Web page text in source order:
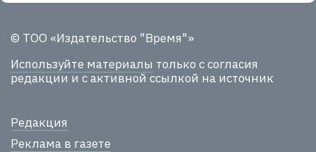
© ТОО «Издательство "Время"»
Используйте материалы только с согласия
редакции и с активной ссылкой на источник
Редакция
Реклама в газете